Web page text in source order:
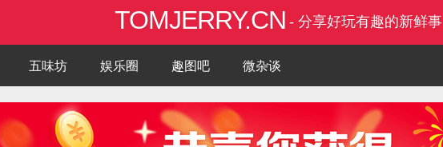
TOMJERRY.CN - 分享好玩有趣的新鲜事
五味坊 娱乐圈 趣图吧 微杂谈